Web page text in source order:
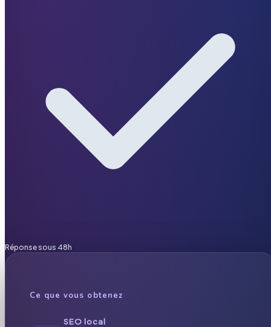
Réponse sous 48h
Ce que vous obtenez
SEO local